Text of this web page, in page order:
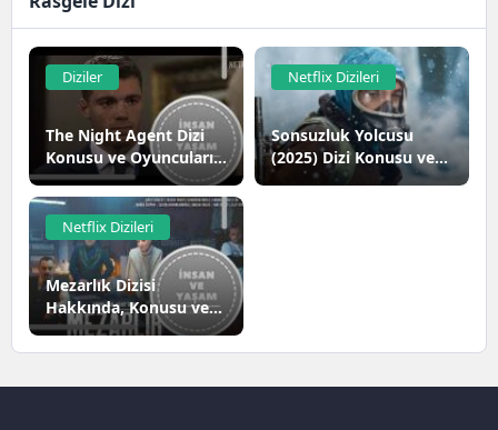
Diziler
The Night Agent Dizi
Konusu ve Oyuncuları |
Netflix
Netflix Dizileri
Sonsuzluk Yolcusu
(2025) Dizi Konusu ve
Oyuncuları | Netflix
Netflix Dizileri
Mezarlık Dizisi
Hakkında, Konusu ve
Oyuncuları